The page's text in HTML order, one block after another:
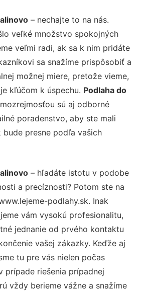
– nechajte to na nás.
veľké množstvo spokojných
veľmi radi, ak sa k nim pridáte
sa snažíme prispôsobiť a
možnej miere, pretože vieme,
kľúčom k úspechu. Podlaha do
sú aj odborné
poradenstvo, aby ste mali
presne podľa vašich
– hľadáte istotu v podobe
a precíznosti? Potom ste na
podlahy.sk. Inak
vám vysokú profesionalitu,
jednanie od prvého kontaktu
vašej zákazky. Keďže aj
tu pre vás nielen počas
prípade riešenia prípadnej
vždy berieme vážne a snažíme